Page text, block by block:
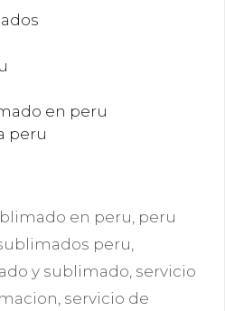
en peru
peru
en peru, peru
peru,
y sublimado, servicio
, servicio de